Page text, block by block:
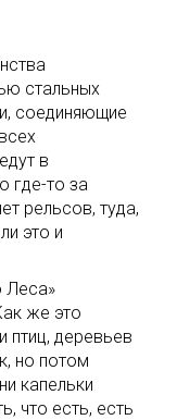
стальных
соединяющие
в
где-то за
рельсов, туда,
это и
Леса»
же это
птиц, деревьев
но потом
капельки
что есть, есть